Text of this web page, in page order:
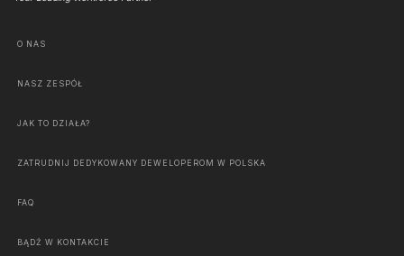
O NAS
NASZ ZESPÓŁ
JAK TO DZIAŁA?
ZATRUDNIJ DEDYKOWANY DEWELOPEROM W POLSKA
FAQ
BĄDŹ W KONTAKCIE